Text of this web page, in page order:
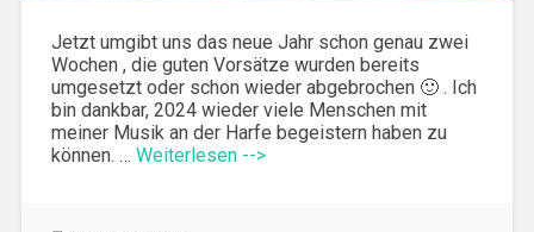
Jetzt umgibt uns das neue Jahr schon genau zwei
Wochen , die guten Vorsätze wurden bereits
umgesetzt oder schon wieder abgebrochen 🙂 . Ich
bin dankbar, 2024 wieder viele Menschen mit
meiner Musik an der Harfe begeistern haben zu
können. … Weiterlesen -->